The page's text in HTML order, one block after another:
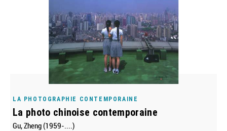
LA PHOTOGRAPHIE CONTEMPORAINE
La photo chinoise contemporaine
Gu, Zheng (1959-....)